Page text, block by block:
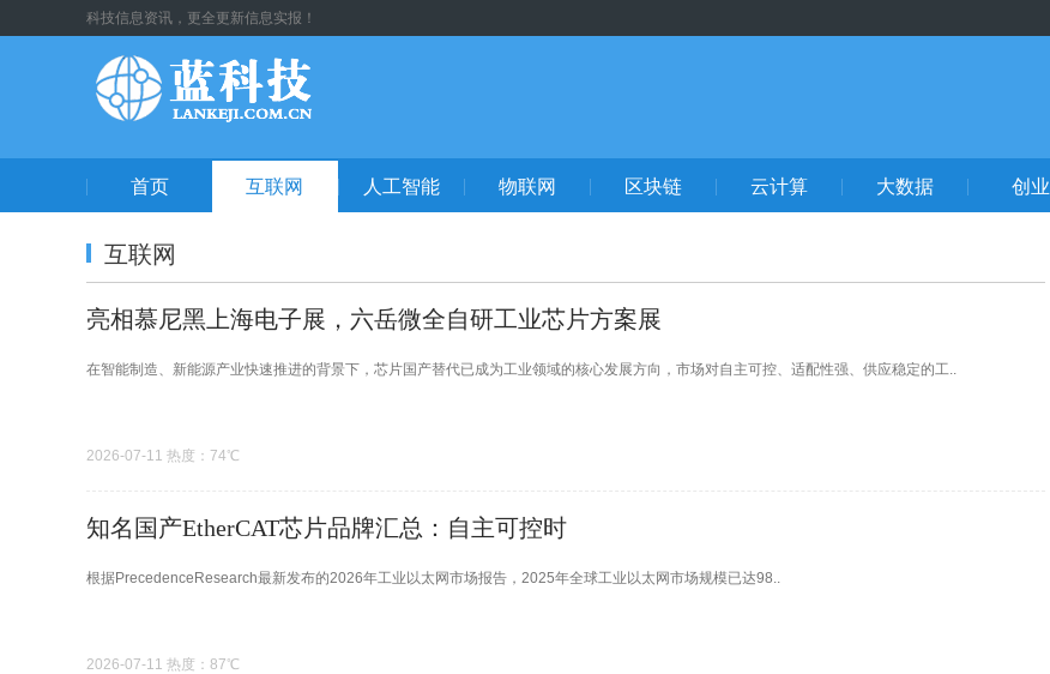
科技信息资讯，更全更新信息实报！
首页 互联网 人工智能 物联网 区块链 云计算 大数据 创业
互联网
亮相慕尼黑上海电子展，六岳微全自研工业芯片方案展
在智能制造、新能源产业快速推进的背景下，芯片国产替代已成为工业领域的核心发展方向，市场对自主可控、适配性强、供应稳定的工..
2026-07-11 热度：74℃
知名国产EtherCAT芯片品牌汇总：自主可控时
根据PrecedenceResearch最新发布的2026年工业以太网市场报告，2025年全球工业以太网市场规模已达98..
2026-07-11 热度：87℃